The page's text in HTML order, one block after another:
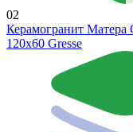
02
Керамогранит Матера
120х60 Gresse